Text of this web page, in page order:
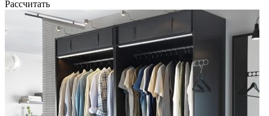
Рассчитать